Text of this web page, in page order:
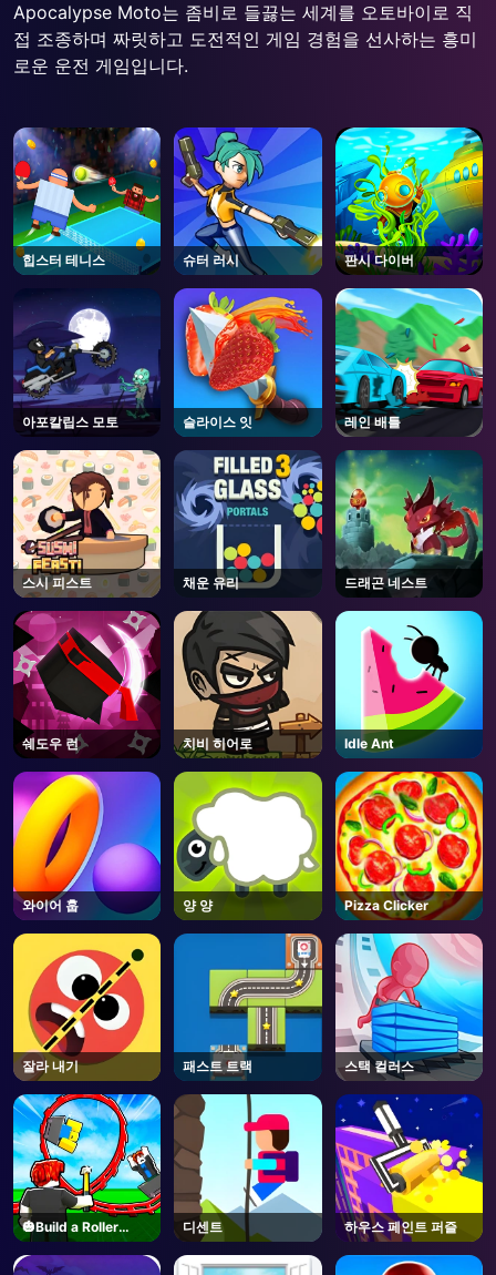
AD
Apocalypse Moto는 좀비로 들끓는 세계를 오토바이로 직
접 조종하며 짜릿하고 도전적인 게임 경험을 선사하는 흥미
로운 운전 게임입니다.
힙스터 테니스 슈터 러시 판시 다이버
아포칼립스 모토 슬라이스 잇 레인 배틀
스시 피스트 채운 유리 드래곤 네스트
쉐도우 런 치비 히어로 Idle Ant
와이어 훕 양 양 Pizza Clicker
잘라 내기 패스트 트랙 스택 컬러스
🎃Build a Roller
Coaster🎢 - Roblox
디센트 하우스 페인트 퍼즐